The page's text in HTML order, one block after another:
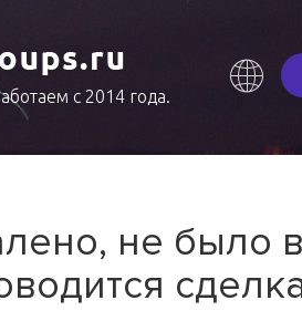
с 2014 года.
не было